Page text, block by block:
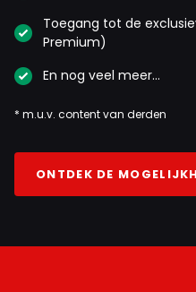
Toegang tot de
Premium)
En nog veel meer…
* m.u.v. content van derden
ONTDEK DE